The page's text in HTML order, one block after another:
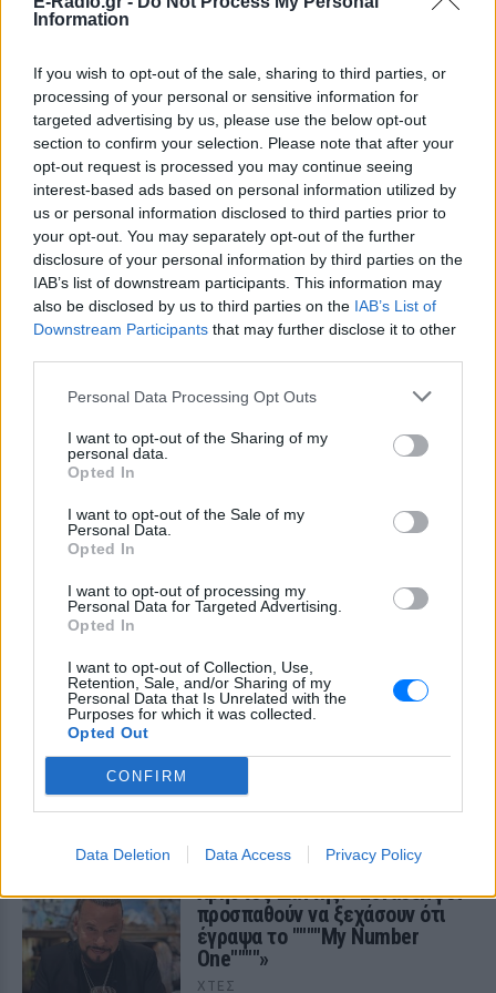
Information
If you wish to opt-out of the sale, sharing to third parties, or
processing of your personal or sensitive information for
targeted advertising by us, please use the below opt-out
section to confirm your selection. Please note that after your
opt-out request is processed you may continue seeing
interest-based ads based on personal information utilized by
us or personal information disclosed to third parties prior to
your opt-out. You may separately opt-out of the further
disclosure of your personal information by third parties on the
IAB’s list of downstream participants. This information may
also be disclosed by us to third parties on the IAB’s List of
Downstream Participants that may further disclose it to other
Personal Data Processing Opt Outs
I want to opt-out of the Sharing of my
personal data.
Opted In
I want to opt-out of the Sale of my
Personal Data.
Opted In
I want to opt-out of processing my
Personal Data for Targeted Advertising.
Opted In
I want to opt-out of Collection, Use,
Retention, Sale, and/or Sharing of my
Personal Data that Is Unrelated with the
Purposes for which it was collected.
Opted Out
CONFIRM
Data Deletion Data Access Privacy Policy
και μάθετε πρώτοι τα πιο hot νέα.
Εσύ μπήκες στο E-Daily.gr; Τα νέα της ημέρας
και ότι σου κάνει κλικ!
Ακολουθήστε το E-Radio.gr και στο Instagram
ΔΙΑΦΗΜΙΣΗ
ΔΕΙΤΕ ΕΠΙΣΗΣ
ΣΤΗΝ ΙΔΙΑ ΚΑΤΗΓΟΡΙΑ
Χρήστος Δάντης: «Συνάδελφοι
προσπαθούν να ξεχάσουν ότι
έγραψα το """"My Number
One""""»
ΧΤΕΣ